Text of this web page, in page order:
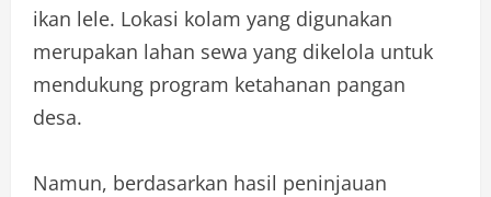
ikan lele. Lokasi kolam yang digunakan
merupakan lahan sewa yang dikelola untuk
mendukung program ketahanan pangan
desa.
Namun, berdasarkan hasil peninjauan